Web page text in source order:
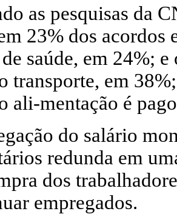
as pesquisas da
23% dos acordos
saúde, em 24%;
transporte, em
ali-mentação é
do salário
redunda em
dos
empregados.